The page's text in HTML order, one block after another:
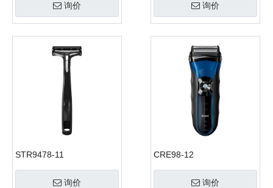
询价 询价
STR9478-11
询价
CRE98-12
询价